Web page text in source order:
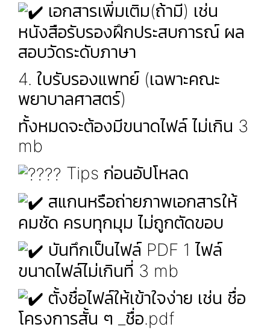
เอกสารเพิ่มเติม(ถ้ามี) เช่น
หนังสือรับรองฝึกประสบการณ์ ผล
สอบวัดระดับภาษา
4. ใบรับรองแพทย์ (เฉพาะคณะ
พยาบาลศาสตร์)
ทั้งหมดจะต้องมีขนาดไฟล์ ไม่เกิน 3
mb
Tips ก่อนอัปโหลด
สแกนหรือถ่ายภาพเอกสารให้
คมชัด ครบทุกมุม ไม่ถูกตัดขอบ
บันทึกเป็นไฟล์ PDF 1 ไฟล์
ขนาดไฟล์ไม่เกินที่ 3 mb
ตั้งชื่อไฟล์ให้เข้าใจง่าย เช่น ชื่อ
โครงการสั้น ๆ _ชื่อ.pdf